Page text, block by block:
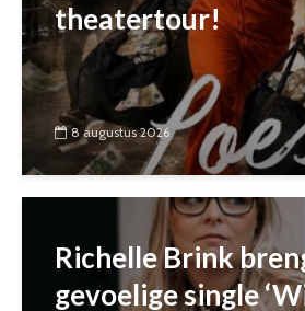
theatertour!
8 augustus 2026
Richelle Brink
gevoelige single